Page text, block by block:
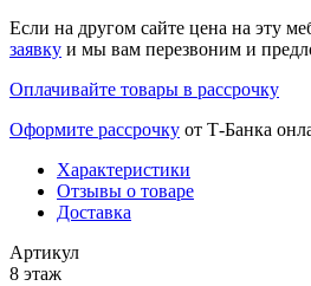
Если на другом сайте цена на эту
заявку и мы вам перезвоним и
Оплачивайте товары в рассрочку
Оформите рассрочку от Т-Банка
Характеристики
Отзывы о товаре
Доставка
Артикул
8 этаж